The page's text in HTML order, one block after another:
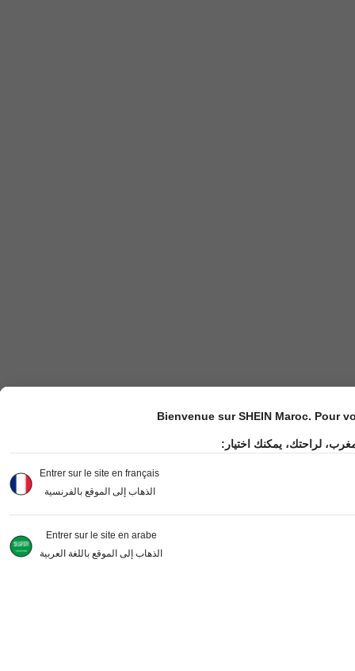
Bienvenue sur SHEIN Maroc. Pour
لراحتك، يمكنك اختيار:
Entrer sur le site en français
الذهاب إلى الموقع بالفرنسية
Entrer sur le site en arabe
الذهاب إلى الموقع باللغة العربية